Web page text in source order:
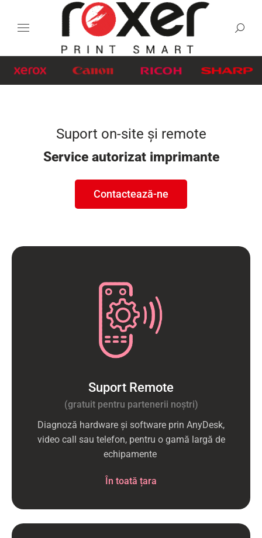
Suport on-site şi remote
Service autorizat imprimante
Contactează-ne
Suport Remote
(gratuit pentru partenerii noştri)
Diagnoză hardware și software prin AnyDesk,
video call sau telefon, pentru o gamă largă de
echipamente
În toată țara